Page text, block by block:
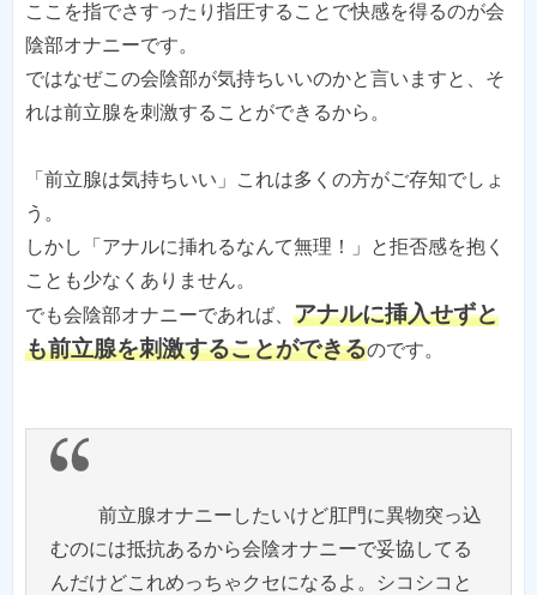
ここを指でさすったり指圧することで快感を得るのが会
陰部オナニーです。
ではなぜこの会陰部が気持ちいいのかと言いますと、そ
れは前立腺を刺激することができるから。
「前立腺は気持ちいい」これは多くの方がご存知でしょ
う。
しかし「アナルに挿れるなんて無理！」と拒否感を抱く
ことも少なくありません。
でも会陰部オナニーであれば、 アナルに挿入せずと
も前立腺を刺激することができるのです。
前立腺オナニーしたいけど肛門に異物突っ込
むのには抵抗あるから会陰オナニーで妥協してる
んだけどこれめっちゃクセになるよ。シコシコと